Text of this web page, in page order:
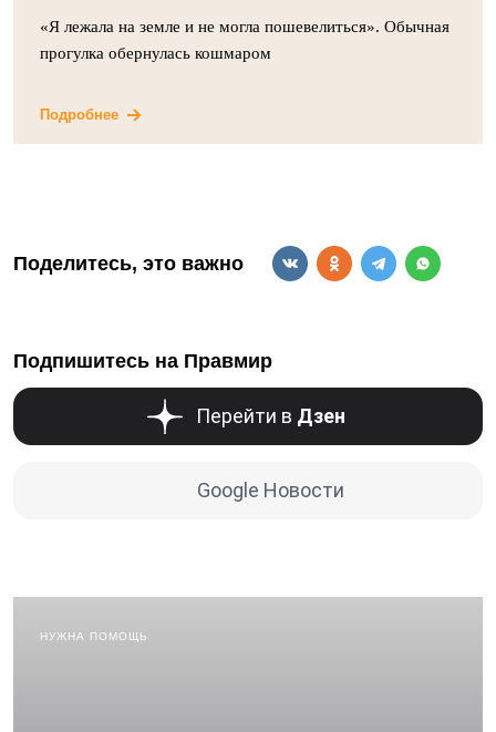
«Я лежала на земле и не могла пошевелиться». Обычная
прогулка обернулась кошмаром
Подробнее
Поделитесь, это важно
Подпишитесь на Правмир
Перейти в Дзен
Google Новости
НУЖНА ПОМОЩЬ